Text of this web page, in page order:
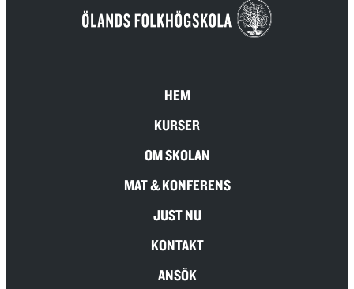
HEM
KURSER
OM SKOLAN
MAT & KONFERENS
JUST NU
KONTAKT
ANSÖK